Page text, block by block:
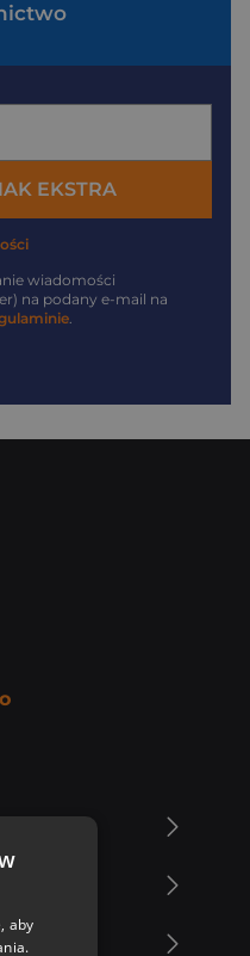
EKSTRA
wiadomości
na podany e-mail na
.
aby